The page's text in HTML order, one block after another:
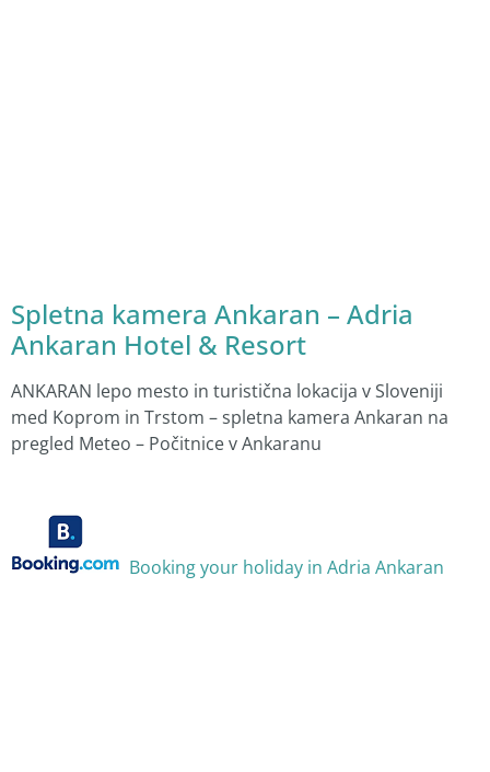
Spletna kamera Ankaran – Adria
Ankaran Hotel & Resort
ANKARAN lepo mesto in turistična lokacija v Sloveniji
med Koprom in Trstom – spletna kamera Ankaran na
pregled Meteo – Počitnice v Ankaranu
Booking your holiday in Adria Ankaran